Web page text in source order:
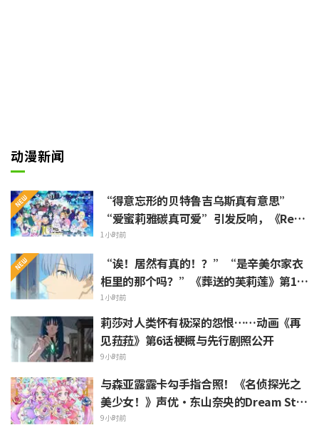
动漫新闻
“得意忘形的贝特鲁吉乌斯真有意思”
“爱蜜莉雅碳真可爱”引发反响，《ReZe
ro》动画10周年纪念活动视觉图解禁
1小时前
“诶！居然有真的！？”“是辛美尔家衣
柜里的那个吗？”《葬送的芙莉莲》第1集
中出现的“暗黑龙的角”公开引发粉丝惊
叹
1小时前
莉莎对人类怀有极深的怨恨……动画《再
见菈菈》第6话梗概与先行剧照公开
9小时前
与森亚露露卡勾手指合照！《名侦探光之
美少女！》声优·东山奈央的Dream Sta
ge观影报告引发“是双重奥秘啊”的反响
9小时前